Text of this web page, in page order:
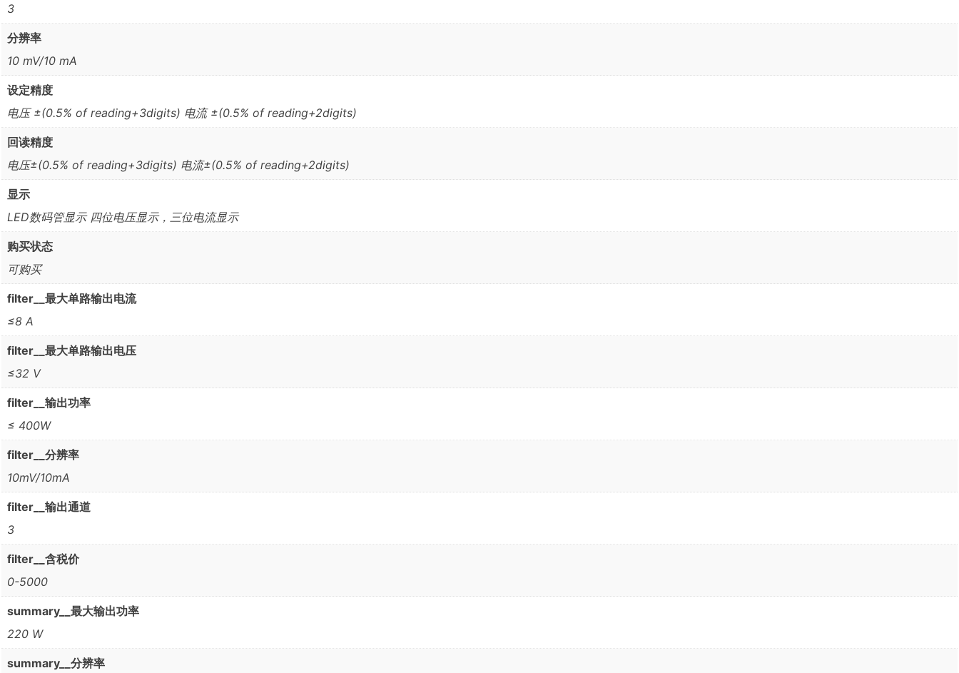
3
分辨率
10 mV/10 mA
设定精度
电压 ±(0.5% of reading+3digits) 电流 ±(0.5% of reading+2digits)
回读精度
电压±(0.5% of reading+3digits) 电流±(0.5% of reading+2digits)
显示
LED数码管显示 四位电压显示，三位电流显示
购买状态
可购买
filter__最大单路输出电流
≤8 A
filter__最大单路输出电压
≤32 V
filter__输出功率
≤ 400W
filter__分辨率
10mV/10mA
filter__输出通道
3
filter__含税价
0-5000
summary__最大输出功率
220 W
summary__分辨率